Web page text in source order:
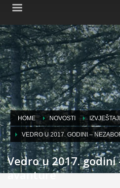
HOME NOVOSTI
VEDRO U 2017. GODINI –
Vedro u 2017. godini
avanture